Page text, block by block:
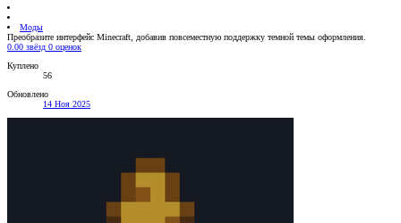
Моды
Преобразите интерфейс Minecraft, добавив повсеместную поддержку темной темы оформления.
0.00 звёзд 0 оценок
Куплено
56
Обновлено
14 Ноя 2025